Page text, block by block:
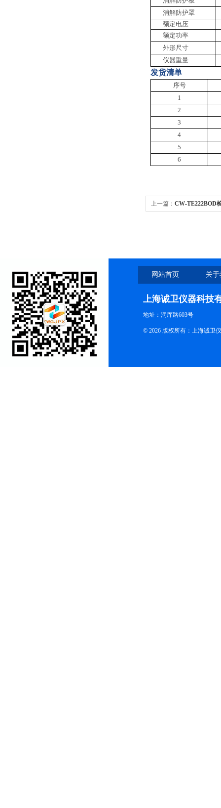
消解防护罩
额定电压
额定功率
外形尺寸
仪器重量
发货清单
序号
1
2
3
4
5
6
上一篇： CW-TE222BOD
网站首页 关
上海诚卫仪器科技
地址：洞厍路603号
© 2026 版权所有：上海诚卫